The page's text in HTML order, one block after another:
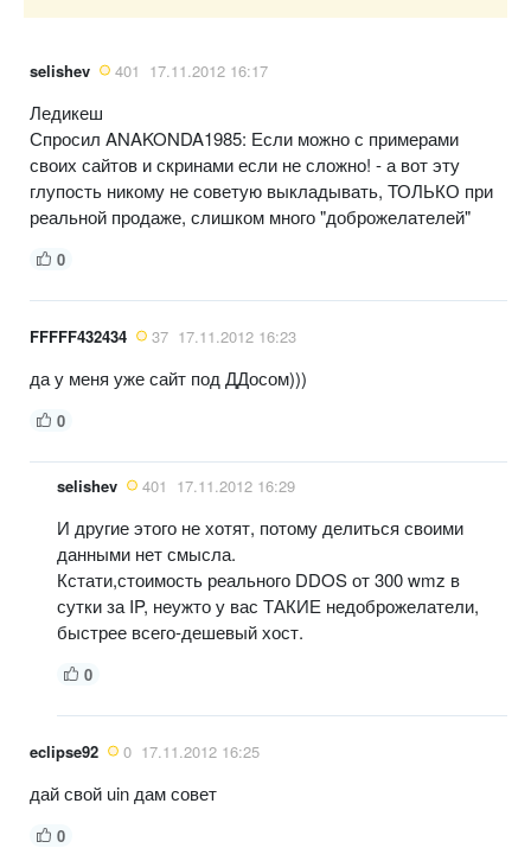
selishev 401 17.11.2012 16:17
Ледикеш
Спросил ANAKONDA1985: Если можно с примерами
своих сайтов и скринами если не сложно! - а вот эту
глупость никому не советую выкладывать, ТОЛЬКО при
реальной продаже, слишком много "доброжелателей"
0
FFFFF432434 37 17.11.2012 16:23
да у меня уже сайт под ДДосом)))
0
selishev 401 17.11.2012 16:29
И другие этого не хотят, потому делиться своими
данными нет смысла.
Кстати,стоимость реального DDOS от 300 wmz в
сутки за IP, неужто у вас ТАКИЕ недоброжелатели,
быстрее всего-дешевый хост.
0
eclipse92 0 17.11.2012 16:25
дай свой uin дам совет
0